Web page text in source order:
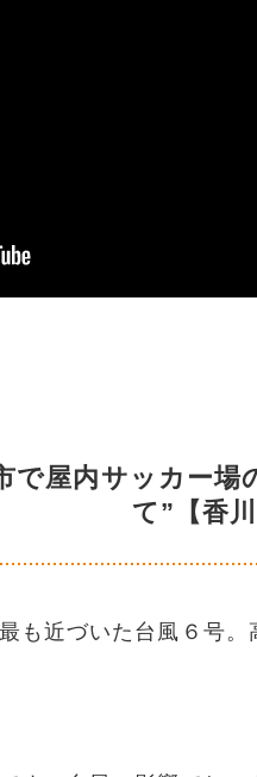
で屋内サッカー
て”【香川
も近づいた台風６号